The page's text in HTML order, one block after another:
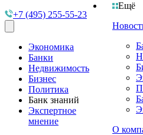
Ещё
О
+7 (495) 255-55-23
Экономика
Банки
Недвижимость
Бизнес
Политика
Банк знаний
Экспертное
мнение